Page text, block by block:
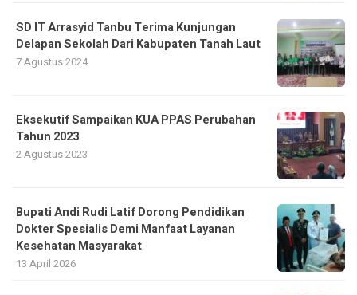
SD IT Arrasyid Tanbu Terima Kunjungan
Delapan Sekolah Dari Kabupaten Tanah Laut
7 Agustus 2024
Eksekutif Sampaikan KUA PPAS Perubahan
Tahun 2023
2 Agustus 2023
Bupati Andi Rudi Latif Dorong Pendidikan
Dokter Spesialis Demi Manfaat Layanan
Kesehatan Masyarakat
13 April 2026